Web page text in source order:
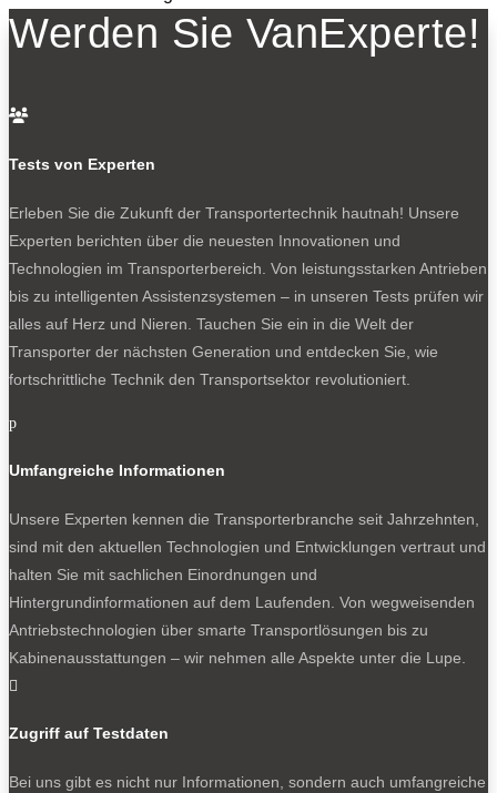
(102 PS) und 90 kW (122 PS) sowie ein Benziner mit 85
kW (115 PS).
führt zum Ziel:
Und hier geht es zu den großen Geschwistern, mal mit E-
und mal mit Verbrennermotor:
Ford E-Transit Custom MS-RT: Lustwagen oder
Lastwagen?
Experten-Test: neuer Ford Transit Custom
Der neue VW Transporter: Vorhang auf
Geladen wird vorne links an Steckdose, Wallbox oder an der
Werden Sie VanExperte!

Tests von Experten
Erleben Sie die Zukunft der Transportertechnik hautnah! Unsere
Experten berichten über die neuesten Innovationen und
Technologien im Transporterbereich. Von leistungsstarken Antrieben
bis zu intelligenten Assistenzsystemen – in unseren Tests prüfen wir
alles auf Herz und Nieren. Tauchen Sie ein in die Welt der
Transporter der nächsten Generation und entdecken Sie, wie
fortschrittliche Technik den Transportsektor revolutioniert.
p
Umfangreiche Informationen
Unsere Experten kennen die Transporterbranche seit Jahrzehnten,
sind mit den aktuellen Technologien und Entwicklungen vertraut und
halten Sie mit sachlichen Einordnungen und
Hintergrundinformationen auf dem Laufenden. Von wegweisenden
Antriebstechnologien über smarte Transportlösungen bis zu
Kabinenausstattungen – wir nehmen alle Aspekte unter die Lupe.

Zugriff auf Testdaten
Bei uns gibt es nicht nur Informationen, sondern auch umfangreiche